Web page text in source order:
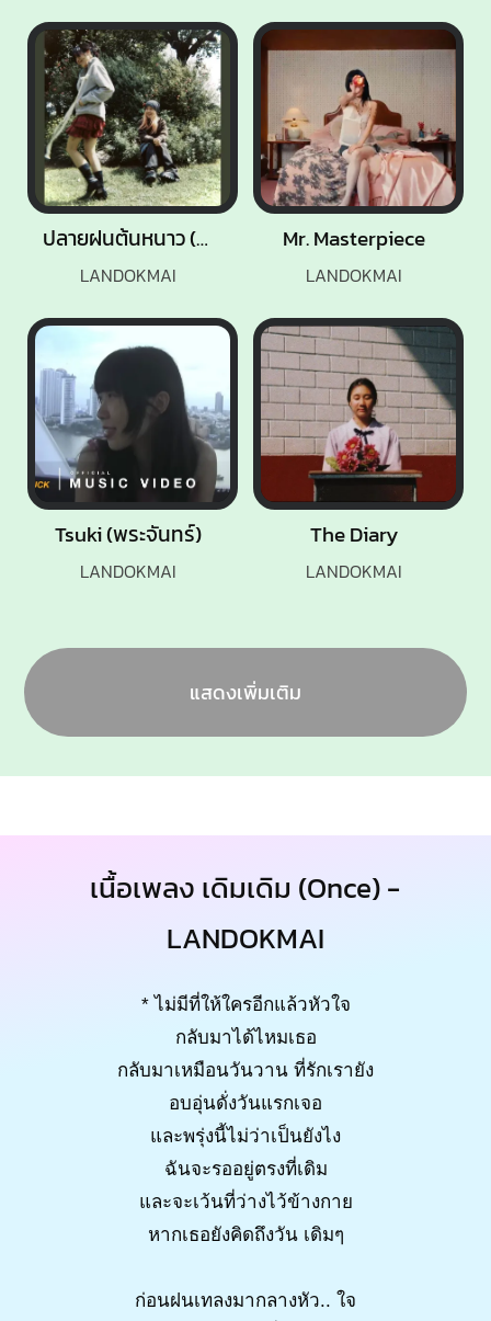
ปลายฝนต้นหนาว (Winter Breeze)
LANDOKMAI
Mr. Masterpiece
LANDOKMAI
Tsuki (พระจันทร์)
LANDOKMAI
The Diary
LANDOKMAI
แสดงเพิ่มเติม
เนื้อเพลง เดิมเดิม (Once) -
LANDOKMAI
* ไม่มีที่ให้ใครอีกแล้วหัวใจ
กลับมาได้ไหมเธอ
กลับมาเหมือนวันวาน ที่รักเรายัง
อบอุ่นดั่งวันแรกเจอ
และพรุ่งนี้ไม่ว่าเป็นยังไง
ฉันจะรออยู่ตรงที่เดิม
และจะเว้นที่ว่างไว้ข้างกาย
หากเธอยังคิดถึงวัน เดิมๆ
ก่อนฝนเทลงมากลางหัว.. ใจ